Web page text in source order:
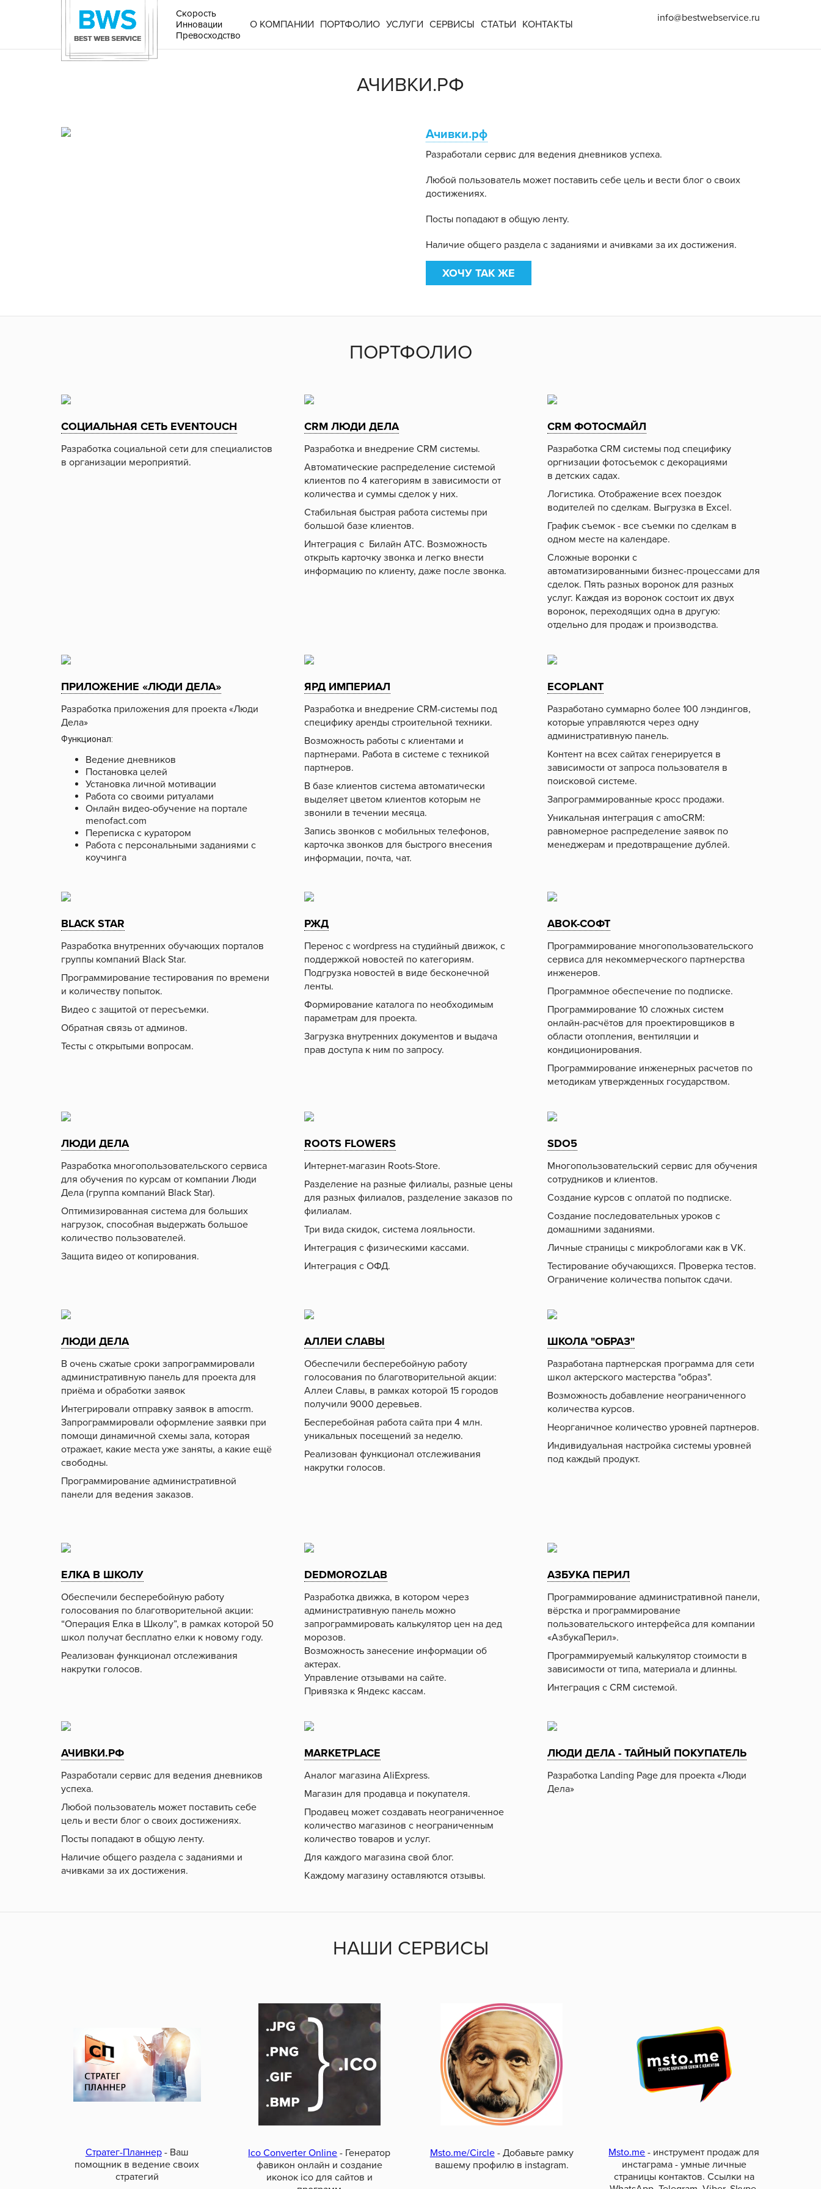
Скорость
Инновации
Превосходство
О КОМПАНИИ ПОРТФОЛИО УСЛУГИ СЕРВИСЫ СТАТЬИ КОНТАКТЫ
info@bestwebservice.ru
АЧИВКИ.РФ
Ачивки.рф
Разработали сервис для ведения дневников успеха.
Любой пользователь может поставить себе цель и вести блог о своих
достижениях.
Посты попадают в общую ленту.
Наличие общего раздела с заданиями и ачивками за их достижения.
ХОЧУ ТАК ЖЕ
ПОРТФОЛИО
СОЦИАЛЬНАЯ СЕТЬ EVENTOUCH
Разработка социальной сети для специалистов
в организации мероприятий.
CRM ЛЮДИ ДЕЛА
Разработка и внедрение CRM системы.
Автоматические распределение системой
клиентов по 4 категориям в зависимости от
количества и суммы сделок у них.
Стабильная быстрая работа системы при
большой базе клиентов.
Интеграция с Билайн АТС. Возможность
открыть карточку звонка и легко внести
информацию по клиенту, даже после звонка.
CRM ФОТОСМАЙЛ
Разработка CRM системы под специфику
оргнизации фотосъемок с декорациями
в детских садах.
Логистика. Отображение всех поездок
водителей по сделкам. Выгрузка в Excel.
График съемок - все съемки по сделкам в
одном месте на календаре.
Сложные воронки с
автоматизированными бизнес-процессами для
сделок. Пять разных воронок для разных
услуг. Каждая из воронок состоит их двух
воронок, переходящих одна в другую:
отдельно для продаж и производства.
ПРИЛОЖЕНИЕ «ЛЮДИ ДЕЛА»
Разработка приложения для проекта «Люди
Дела»
Функционал:
Ведение дневников
Постановка целей
Установка личной мотивации
Работа со своими ритуалами
Онлайн видео-обучение на портале
menofact.com
Переписка с куратором
Работа с персональными заданиями с
коучинга
ЯРД ИМПЕРИАЛ
Разработка и внедрение CRM-системы под
специфику аренды строительной техники.
Возможность работы с клиентами и
партнерами. Работа в системе с техникой
партнеров.
В базе клиентов система автоматически
выделяет цветом клиентов которым не
звонили в течении месяца.
Запись звонков с мобильных телефонов,
карточка звонков для быстрого внесения
информации, почта, чат.
ECOPLANT
Разработано суммарно более 100 лэндингов,
которые управляются через одну
административную панель.
Контент на всех сайтах генерируется в
зависимости от запроса пользователя в
поисковой системе.
Запрограммированные кросс продажи.
Уникальная интеграция с amoCRM:
равномерное распределение заявок по
менеджерам и предотвращение дублей.
BLACK STAR
Разработка внутренних обучающих порталов
группы компаний Black Star.
Программирование тестирования по времени
и количеству попыток.
Видео с защитой от пересъемки.
Обратная связь от админов.
Тесты с открытыми вопросам.
РЖД
Перенос с wordpress на студийный движок, с
поддержкой новостей по категориям.
Подгрузка новостей в виде бесконечной
ленты.
Формирование каталога по необходимым
параметрам для проекта.
Загрузка внутренних документов и выдача
прав доступа к ним по запросу.
АВОК-СОФТ
Программирование многопользовательского
сервиса для некоммерческого партнерства
инженеров.
Программное обеспечение по подписке.
Программирование 10 сложных систем
онлайн-расчётов для проектировщиков в
области отопления, вентиляции и
кондиционирования.
Программирование инженерных расчетов по
методикам утвержденных государством.
ЛЮДИ ДЕЛА
Разработка многопользовательского сервиса
для обучения по курсам от компании Люди
Дела (группа компаний Black Star).
Оптимизированная система для больших
нагрузок, способная выдержать большое
количество пользователей.
Защита видео от копирования.
ROOTS FLOWERS
Интернет-магазин Roots-Store.
Разделение на разные филиалы, разные цены
для разных филиалов, разделение заказов по
филиалам.
Три вида скидок, система лояльности.
Интеграция с физическими кассами.
Интеграция с ОФД.
SDO5
Многопользовательский сервис для обучения
сотрудников и клиентов.
Создание курсов с оплатой по подписке.
Создание последовательных уроков с
домашними заданиями.
Личные страницы с микроблогами как в VK.
Тестирование обучающихся. Проверка тестов.
Ограничение количества попыток сдачи.
ЛЮДИ ДЕЛА
В очень сжатые сроки запрограммировали
административную панель для проекта для
приёма и обработки заявок
Интегрировали отправку заявок в amocrm.
Запрограммировали оформление заявки при
помощи динамичной схемы зала, которая
отражает, какие места уже заняты, а какие ещё
свободны.
Программирование административной
панели для ведения заказов.
АЛЛЕИ СЛАВЫ
Обеспечили бесперебойную работу
голосования по благотворительной акции:
Аллеи Славы, в рамках которой 15 городов
получили 9000 деревьев.
Бесперебойная работа сайта при 4 млн.
уникальных посещений за неделю.
Реализован функционал отслеживания
накрутки голосов.
ШКОЛА "ОБРАЗ"
Разработана партнерская программа для сети
школ актерского мастерства "образ".
Возможность добавление неограниченного
количества курсов.
Неорганичное количество уровней партнеров.
Индивидуальная настройка системы уровней
под каждый продукт.
ЕЛКА В ШКОЛУ
Обеспечили бесперебойную работу
голосования по благотворительной акции:
“Операция Елка в Школу”, в рамках которой 50
школ получат бесплатно елки к новому году.
Реализован функционал отслеживания
накрутки голосов.
DEDMOROZLAB
Разработка движка, в котором через
административную панель можно
запрограммировать калькулятор цен на дед
морозов.
Возможность занесение информации об
актерах.
Управление отзывами на сайте.
Привязка к Яндекс кассам.
АЗБУКА ПЕРИЛ
Программирование административной панели,
вёрстка и программирование
пользовательского интерфейса для компании
«АзбукаПерил».
Программируемый калькулятор стоимости в
зависимости от типа, материала и длинны.
Интеграция с CRM системой.
АЧИВКИ.РФ
Разработали сервис для ведения дневников
успеха.
Любой пользователь может поставить себе
цель и вести блог о своих достижениях.
Посты попадают в общую ленту.
Наличие общего раздела с заданиями и
ачивками за их достижения.
MARKETPLACE
Аналог магазина AliExpress.
Магазин для продавца и покупателя.
Продавец может создавать неограниченное
количество магазинов с неограниченным
количество товаров и услуг.
Для каждого магазина свой блог.
Каждому магазину оставляются отзывы.
ЛЮДИ ДЕЛА - ТАЙНЫЙ ПОКУПАТЕЛЬ
Разработка Landing Page для проекта «Люди
Дела»
НАШИ СЕРВИСЫ
Стратег-Планнер- Ваш
помощник в ведение своих
стратегий
Ico Converter Online - Генератор
фавикон онлайн и создание
иконок ico для сайтов и
Msto.me/Circle- Добавьте рамку
вашему профилю в instagram.
Msto.me - инструмент продаж для
инстаграма - умные личные
страницы контактов. Ссылки на